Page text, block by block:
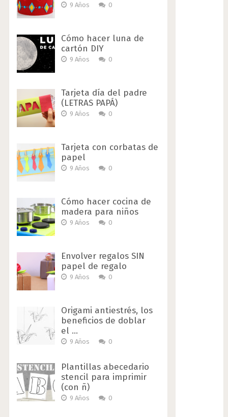
9 Años 0
Cómo hacer luna de
cartón DIY
9 Años 0
Tarjeta día del padre
(LETRAS PAPÁ)
9 Años 0
Tarjeta con corbatas de
papel
9 Años 0
Cómo hacer cocina de
madera para niños
9 Años 0
Envolver regalos SIN
papel de regalo
9 Años 0
Origami antiestrés, los
beneficios de doblar
el …
9 Años 0
Plantillas abecedario
stencil para imprimir
(con ñ)
9 Años 0